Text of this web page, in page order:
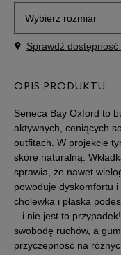
Wybierz rozmiar
Rozmiary EU
40 25 cm
41 25,5 cm
41,5 26 cm
42 26,5 cm
43 27 cm
Sprawdź dostępność
OPIS PRODUKTU
Seneca Bay Oxford to
aktywnych, ceniących
outfitach. W projekcie
skórę naturalną.
sprawia, że nawet
powoduje dyskomfortu
cholewka i płaska
– i nie jest to
swobodę ruchów, a
przyczepność na